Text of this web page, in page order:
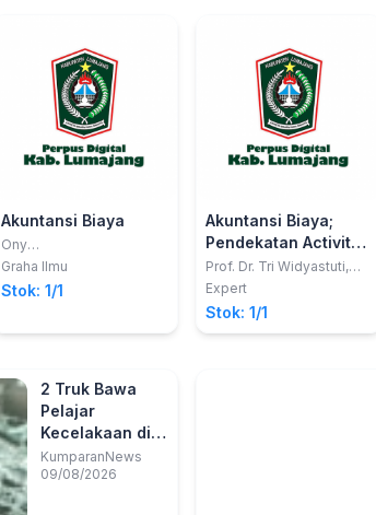
Akuntansi Biaya
Ony
Widilestariningtyas,;Dony
Anggadini
Graha Ilmu
Stok: 1/1
Akuntansi Biaya;
Pendekatan Activity
Based Costing
Prof. Dr. Tri Widyastuti,
S.E., Ak., M.M.
Expert
Stok: 1/1
2 Truk Bawa
Pelajar
Kecelakaan di
Cawang, Bus
Sekolah
KumparanNews
09/08/2026